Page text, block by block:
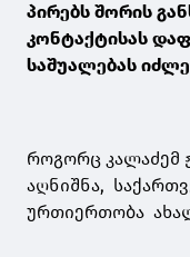
პირებს შორის
კონტაქტისას
საშუალებას
როგორც კალაძემ
აღნიშნა,
ურთიერთობა